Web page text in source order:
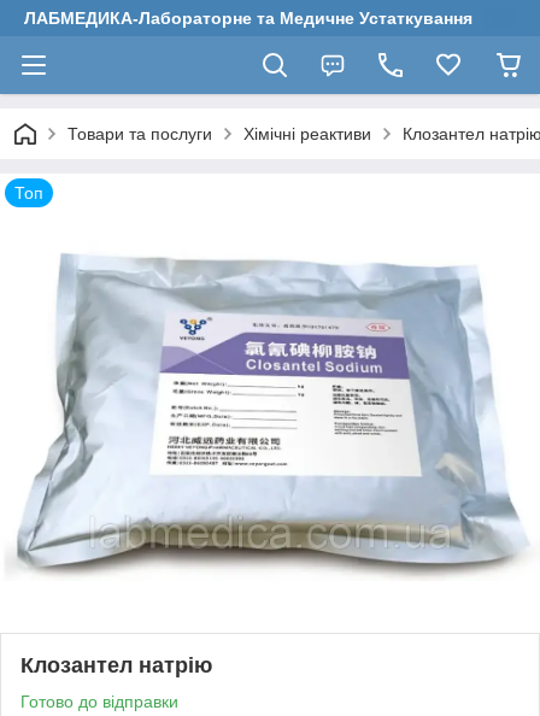
ЛАБМЕДИКА-Лабораторне та Медичне Устаткування
Товари та послуги Хімічні реактиви Клозантел
Топ
Клозантел натрію
Готово до відправки